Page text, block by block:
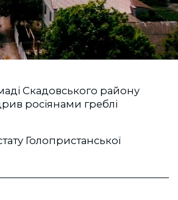
Скадовського району
росіянами греблі
Голопристанської